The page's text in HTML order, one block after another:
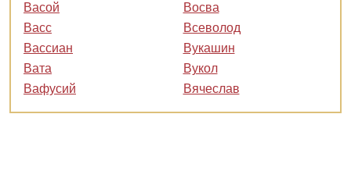
Васой
Васс
Вассиан
Вата
Вафусий
Восва
Всеволод
Вукашин
Вукол
Вячеслав